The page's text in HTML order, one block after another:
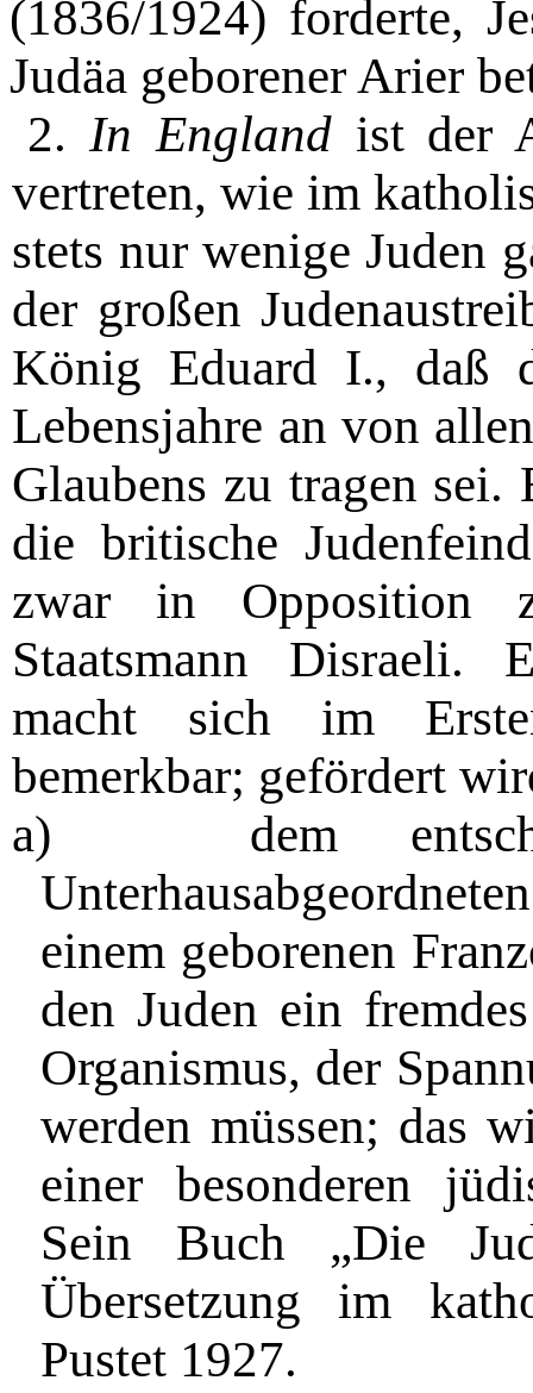
(1836/1924) forderte,
Judäa geborener Arier
2.In England ist der
vertreten, wie im
stets nur wenige Juden
der großen
König Eduard I., daß
Lebensjahre an von
Glaubens zu tragen
die britische
zwar in Opposition
Staatsmann Disraeli.
macht sich im
bemerkbar; gefördert
a)
dem
einem geborenen
den Juden ein
Organismus, der
werden müssen; das
einer besonderen
Sein Buch „Die
Übersetzung im
Pustet 1927.